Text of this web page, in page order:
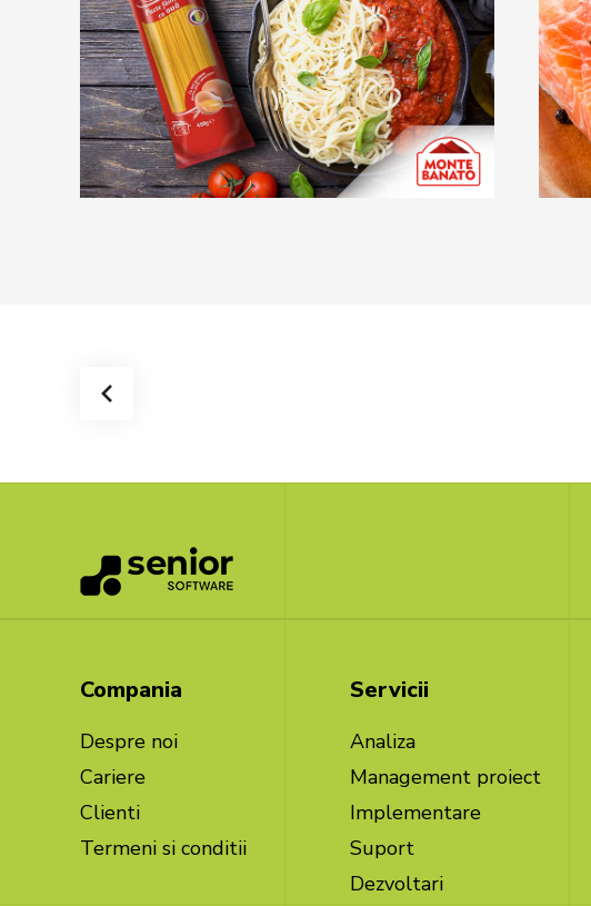
Compania
Despre noi
Cariere
Clienti
Termeni si conditii
Servicii
Analiza
Management proiect
Implementare
Suport
Dezvoltari